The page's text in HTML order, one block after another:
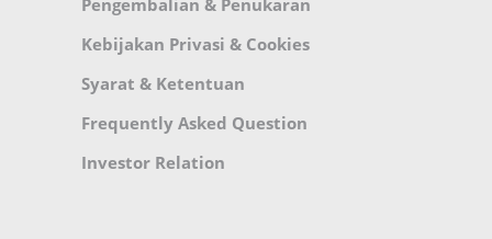
Kebijakan Privasi & Cookies
Syarat & Ketentuan
Frequently Asked Question
Investor Relation